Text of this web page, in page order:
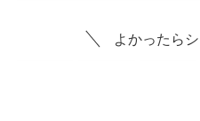
よかったら